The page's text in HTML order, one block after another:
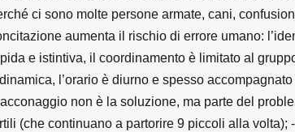
ci sono molte persone armate, cani,
aumenta il rischio di errore umano:
e istintiva, il coordinamento è limitato al
l’orario è diurno e spesso accompagnato
non è la soluzione, ma parte del
(che continuano a partorire 9 piccoli alla volta);